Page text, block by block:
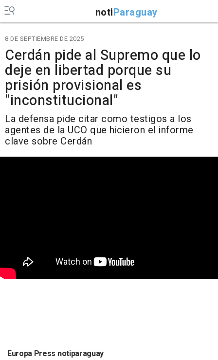
notiParaguay
8 DE SEPTIEMBRE DE 2025
Cerdán pide al Supremo que lo
deje en libertad porque su
prisión provisional es
"inconstitucional"
La defensa pide citar como testigos a los
agentes de la UCO que hicieron el informe
clave sobre Cerdán
Europa Press notiparaguay